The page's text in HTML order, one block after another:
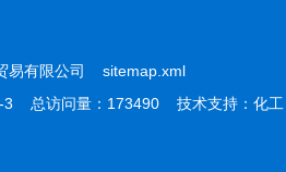
易有限公司 sitemap.xml
3 总访问量：173490 技术支持： 化工